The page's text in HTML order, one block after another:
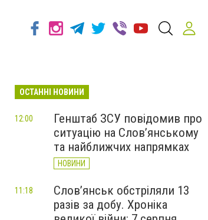
ОСТАННІ НОВИНИ
Генштаб ЗСУ повідомив про
ситуацію на Слов’янському
та найближчих напрямках
НОВИНИ
12:00
Слов’янськ обстріляли 13
разів за добу. Хроніка
11:18